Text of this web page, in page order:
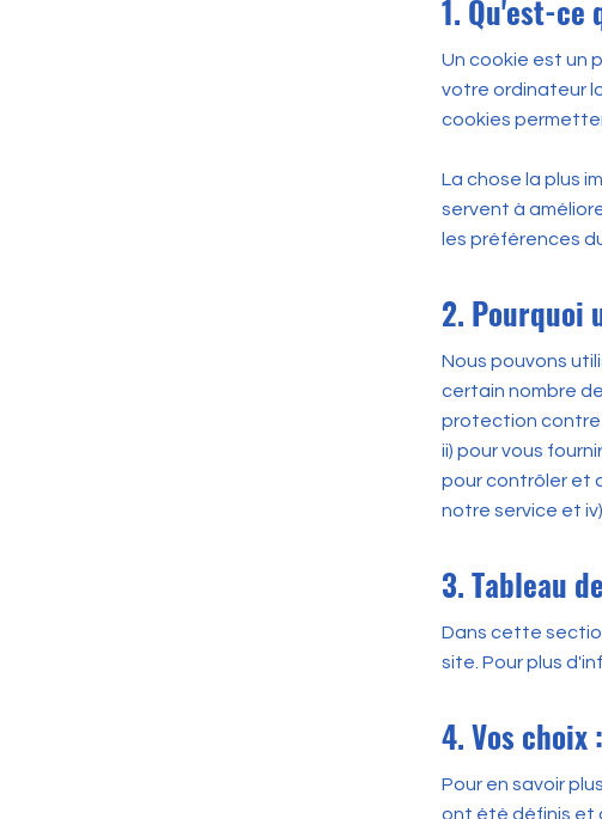
1. Qu'est-ce
Un cookie est un
votre ordinateur
cookies
La chose la plus
servent à
les préférences
2. Pourquoi
Nous pouvons
certain nombre
protection contre
ii) pour vous
pour contrôler et
notre service et
3. Tableau
Dans cette
site. Pour plus
4. Vos choix :
Pour en savoir
ont été définis et